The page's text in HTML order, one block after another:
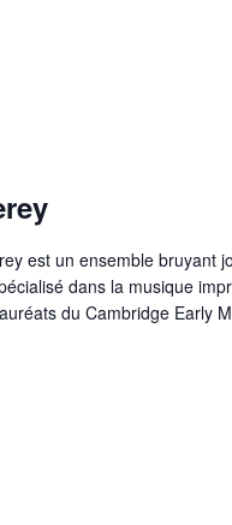
est un ensemble bruyant
dans la musique
du Cambridge Early